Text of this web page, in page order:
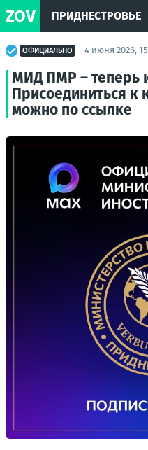
ZOV ПРИДНЕСТРОВЬЕ
ОФИЦИАЛЬНО 4 июня 2026,
МИД ПМР – теперь
Присоединиться к
можно по ссылке